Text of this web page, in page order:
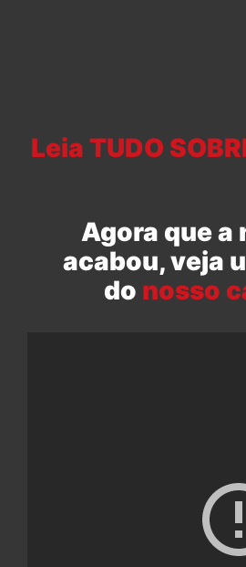
Leia TUDO
Agora que a
acabou, veja
do nosso